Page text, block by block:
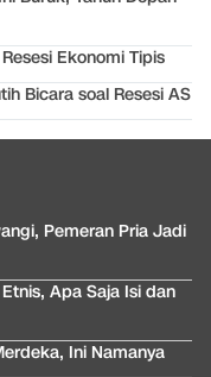
Ekonomi Tipis
Bicara soal Resesi AS
Pemeran Pria Jadi
Apa Saja Isi dan
Ini Namanya